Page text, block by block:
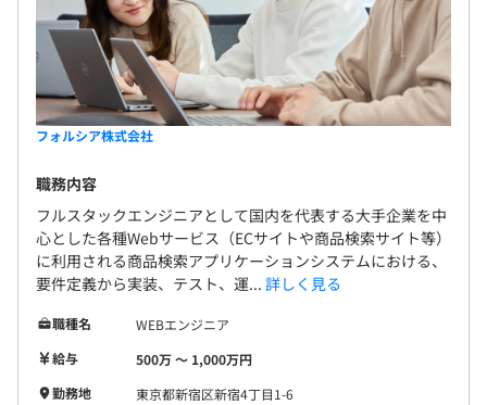
フォルシア株式会社
職務内容
フルスタックエンジニアとして国内を代表する大手企業を中
心とした各種Webサービス（ECサイトや商品検索サイト等）
に利用される商品検索アプリケーションシステムにおける、
要件定義から実装、テスト、運... 詳しく見る
職種名
WEBエンジニア
給与
500万 〜 1,000万円
勤務地
東京都新宿区新宿4丁目1-6